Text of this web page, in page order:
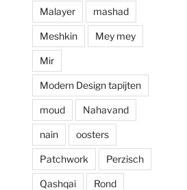
willen raden.
Malayer mashad
Meshkin Mey mey
Mir
Modern Design tapijten
moud Nahavand
nain oosters
Patchwork Perzisch
Qashqai Rond